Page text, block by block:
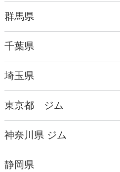
群馬県
千葉県
埼玉県
東京都 ジム
神奈川県 ジム
静岡県